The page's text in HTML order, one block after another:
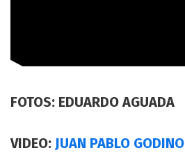
FOTOS: EDUARDO AGUADA
VIDEO: JUAN PABLO GODINO